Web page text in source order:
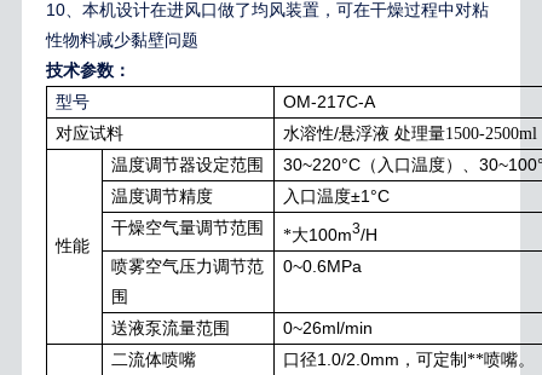
10、本机设计在进风口做了均风装置，可在干燥过程中对粘
性物料减少黏壁问题
技术参数：
型号
OM-217C-A
对应试料 水溶性/悬浮液 处理量1500-2500ml
性能
温度调节器设定范围 30~220°C（入口温度）、
温度调节精度 入口温度±1°C
干燥空气量调节范围 *大100m3/H
喷雾空气压力调节范
围
0~0.6MPa
送液泵流量范围 0~26ml/min
二流体喷嘴 口径1.0/2.0mm ，可定制**喷嘴。